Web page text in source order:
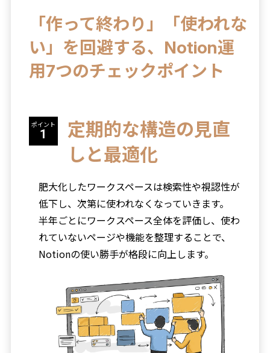
「作って終わり」「使われな
い」を回避する、Notion運
用7つのチェックポイント
ポイント
定期的な構造の見直
しと最適化
肥大化したワークスペースは検索性や視認性が
低下し、次第に使われなくなっていきます。
半年ごとにワークスペース全体を評価し、使わ
れていないページや機能を整理することで、
Notionの使い勝手が格段に向上します。